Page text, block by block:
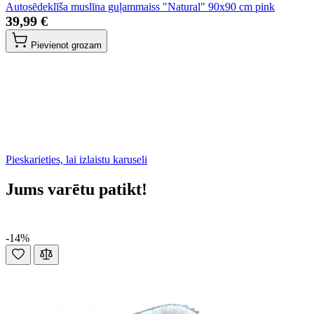
Autosēdeklīša muslīna guļammaiss "Natural" 90x90 cm pink
39,99 €
Pievienot grozam
Pieskarieties, lai izlaistu karuseli
Jums varētu patikt!
-14%